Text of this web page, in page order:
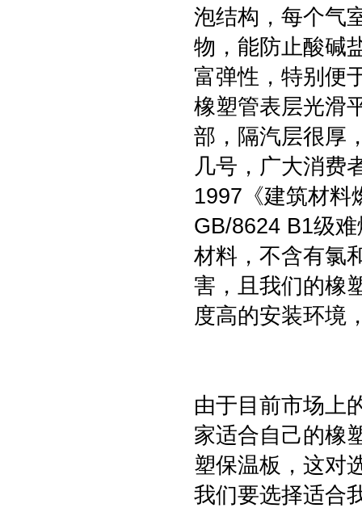
泡结构，每个气
物，能防止酸碱
富弹性，特别便
橡塑管表层光滑
部，隔汽层很厚
几号，广大消费
1997《建筑材料
GB/8624 B1级
材料，不含有氯
害，且我们的橡
度高的安装环境
由于目前市场上
家适合自己的橡
塑保温板，这对
我们要选择适合